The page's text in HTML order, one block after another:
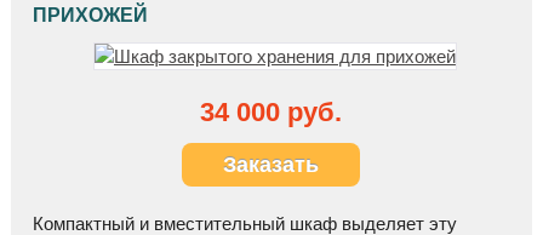
ПРИХОЖЕЙ
34 000 руб.
Заказать
Компактный и вместительный шкаф выделяет эту